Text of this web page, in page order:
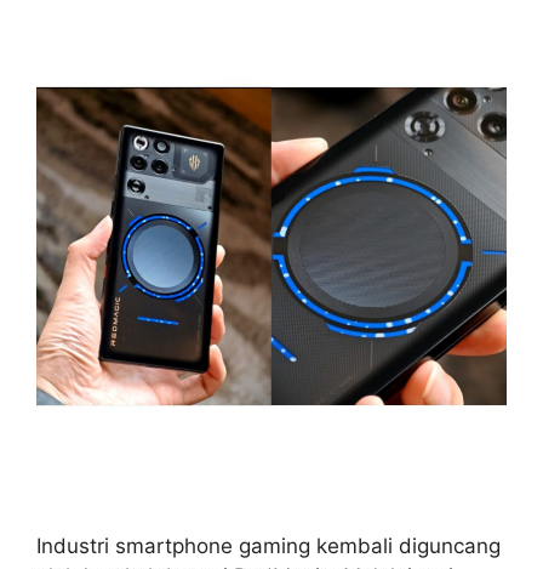
Industri smartphone gaming kembali diguncang